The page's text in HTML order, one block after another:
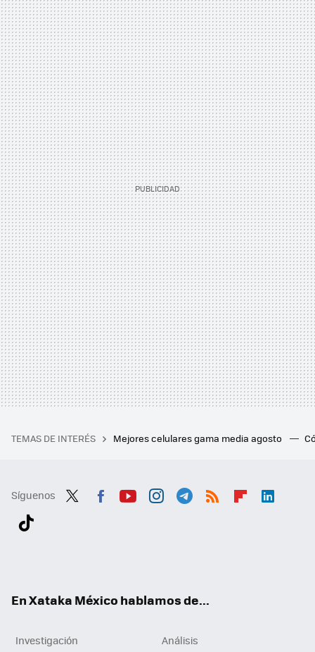
TEMAS DE INTERÉS Mejores celulares gama media agosto
Síguenos
En Xataka México hablamos de...
Investigación
Análisis